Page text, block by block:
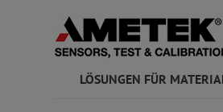
LÖSUNGEN FÜR